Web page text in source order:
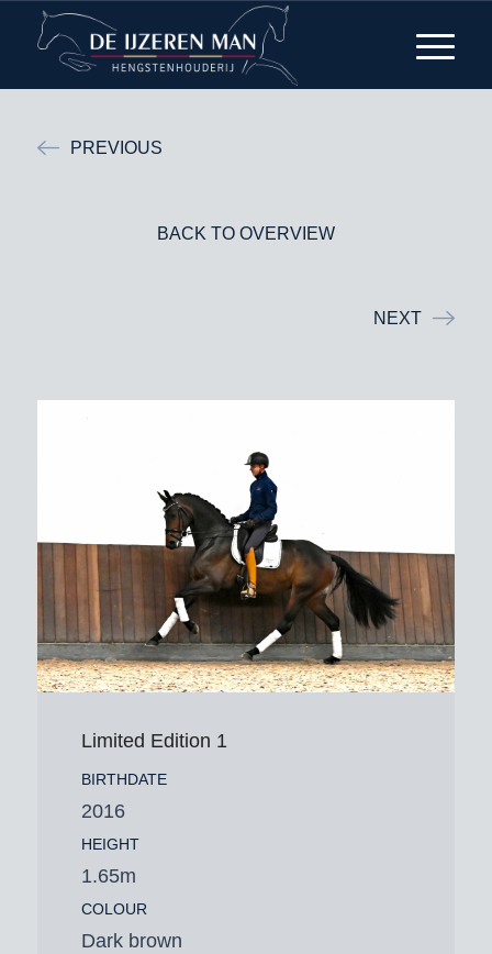
PREVIOUS
BACK TO OVERVIEW
NEXT
Limited Edition 1
BIRTHDATE
2016
HEIGHT
1.65m
COLOUR
Dark brown